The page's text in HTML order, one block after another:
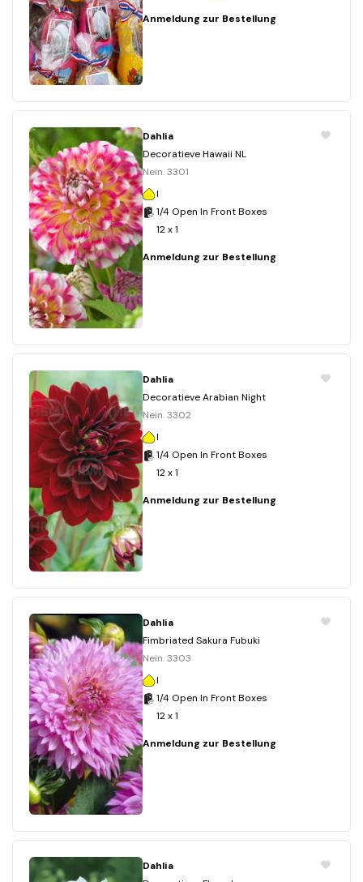
Anmeldung zur Bestellung
Dahlia
Decoratieve Hawaii NL
Nein. 3301
I
1/4 Open In Front Boxes
12 x 1
Anmeldung zur Bestellung
Dahlia
Decoratieve Arabian Night
Nein. 3302
I
1/4 Open In Front Boxes
12 x 1
Anmeldung zur Bestellung
Dahlia
Fimbriated Sakura Fubuki
Nein. 3303
I
1/4 Open In Front Boxes
12 x 1
Anmeldung zur Bestellung
Dahlia